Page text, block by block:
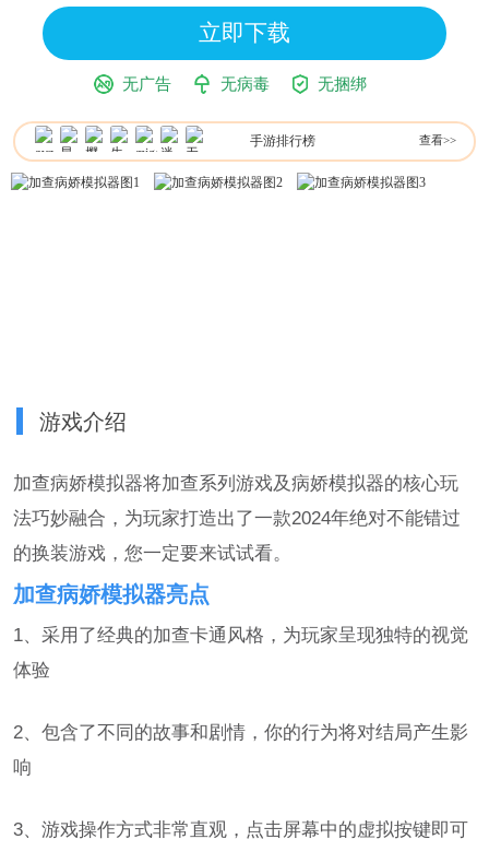
立即下载
无广告 无病毒 无捆绑
手游排行榜 查看>>
游戏介绍
加查病娇模拟器将加查系列游戏及病娇模拟器的核心玩
法巧妙融合，为玩家打造出了一款2024年绝对不能错过
的换装游戏，您一定要来试试看。
加查病娇模拟器亮点
1、采用了经典的加查卡通风格，为玩家呈现独特的视觉
体验
2、包含了不同的故事和剧情，你的行为将对结局产生影
响
3、游戏操作方式非常直观，点击屏幕中的虚拟按键即可